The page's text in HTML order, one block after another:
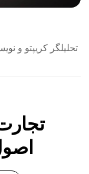
تحلیلگر کریپتو و